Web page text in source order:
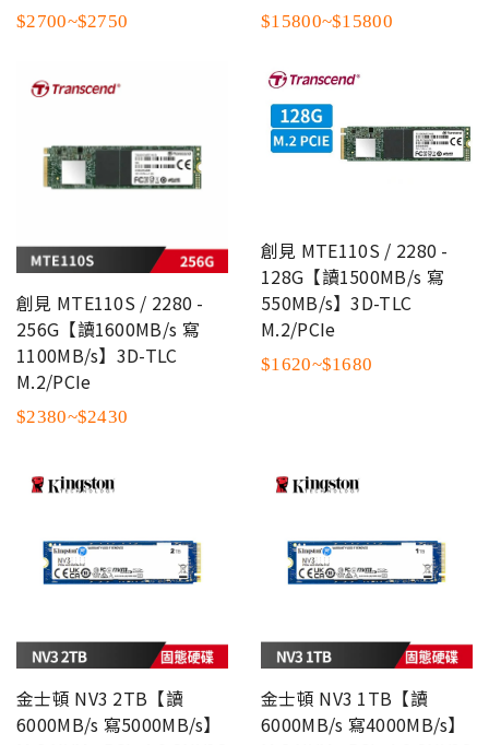
$2700~$2750 $15800~$15800
創見 MTE110S / 2280 -
256G【讀1600MB/s 寫
1100MB/s】3D-TLC
M.2/PCIe
$2380~$2430
創見 MTE110S / 2280 -
128G【讀1500MB/s 寫
550MB/s】3D-TLC
M.2/PCIe
$1620~$1680
金士頓 NV3 2TB【讀
6000MB/s 寫5000MB/s】
金士頓 NV3 1TB【讀
6000MB/s 寫4000MB/s】